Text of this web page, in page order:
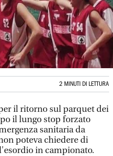
2 MINUTI DI LETTURA
il ritorno sul parquet dei
il lungo stop forzato
sanitaria da
poteva chiedere di
in campionato.